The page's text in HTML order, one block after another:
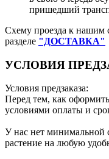
пришедший
Схему проезда к нашим
разделе "ДОСТАВКА"
УСЛОВИЯ
Условия предзаказа:
Перед тем, как оформить
условиями оплаты и
У нас нет минимальной
растение на любую